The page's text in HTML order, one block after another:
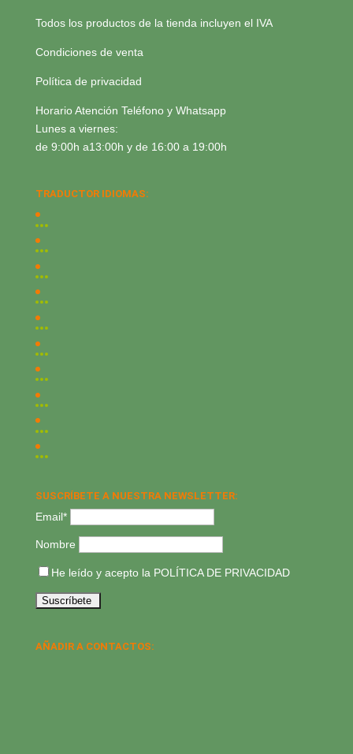
Todos los productos de la tienda incluyen el IVA
Condiciones de venta
Política de privacidad
Horario Atención Teléfono y Whatsapp
Lunes a viernes:
de 9:00h a13:00h y de 16:00 a 19:00h
TRADUCTOR IDIOMAS:
SUSCRÍBETE A NUESTRA NEWSLETTER:
Email*
Nombre
He leído y acepto la POLÍTICA DE PRIVACIDAD
AÑADIR A CONTACTOS: